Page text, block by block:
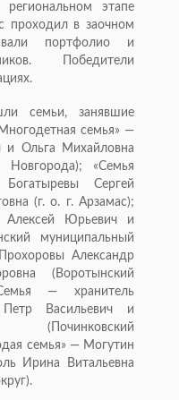
этапе
проходил в заочном
портфолио и
Победители
семьи, занявшие
семья» —
и Ольга Михайловна
«Семья
Сергей
(г. о. г. Арзамас);
Алексей Юрьевич и
муниципальный
Александр
(Воротынский
— хранитель
Васильевич и
(Починковский
семья» — Могутин
Ирина Витальевна